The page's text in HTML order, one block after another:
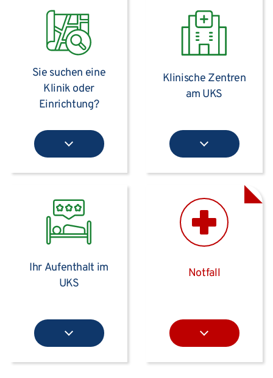
Sie suchen eine
Klinik oder
Einrichtung?
Klinische Zentren
am UKS
Ihr Aufenthalt im
UKS
Notfall